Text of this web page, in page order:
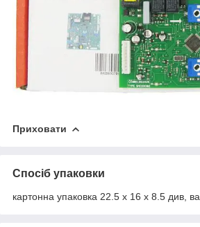
Приховати
Спосіб упаковки
картонна упаковка 22.5 х 16 х 8.5 див,